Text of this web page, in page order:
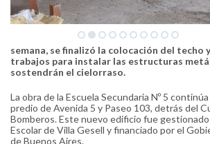
semana, se finalizó la colocación del techo
trabajos para instalar las estructuras
sostendrán el cielorraso.
La obra de la Escuela Secundaria Nº 5
predio de Avenida 5 y Paseo 103, detrás del
Bomberos. Este nuevo edificio fue
Escolar de Villa Gesell y financiado por el
de Buenos Aires.